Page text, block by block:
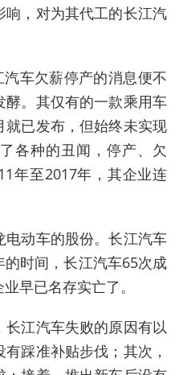
，对为其代工的长江汽
车欠薪停产的消息便不
。其仅有的一款乘用车
就已发布，但始终未实现
各种的丑闻，停产、欠
年至2017年，其企业连
动车的股份。长江汽车
时间，长江汽车65次成
早已名存实亡了。
江汽车失败的原因有以
踩准补贴步伐；其次，